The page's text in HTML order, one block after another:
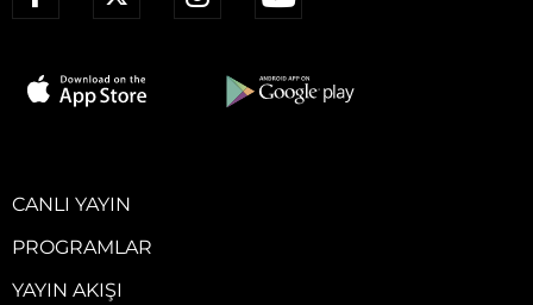
CANLI YAYIN
PROGRAMLAR
YAYIN AKIŞI